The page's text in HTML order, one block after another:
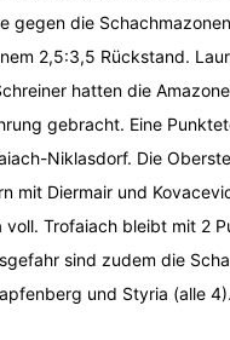
gegen die
2,5:3,5 Rückstand.
hatten die
gebracht. Eine
Niklasdorf. Die
mit Diermair und
voll. Trofaiach bleibt mit 2
sind zudem die
und Styria (alle 4).